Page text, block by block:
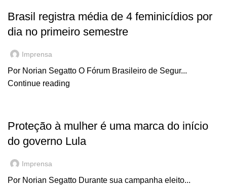
Brasil registra média de 4 feminicídios por
dia no primeiro semestre
Imprensa
Por Norian Segatto O Fórum Brasileiro de Segur...
Continue reading
Proteção à mulher é uma marca do início
do governo Lula
Imprensa
Por Norian Segatto Durante sua campanha eleito...